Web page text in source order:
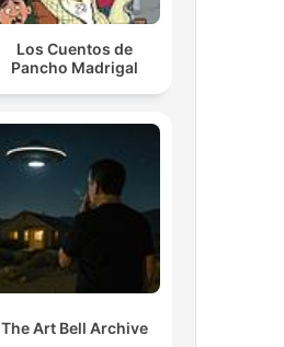
Los Cuentos de
Pancho Madrigal
The Art Bell Archive